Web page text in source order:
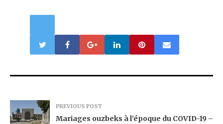
PREVIOUS POST
Mariages ouzbeks à l’époque du COVID-19 –